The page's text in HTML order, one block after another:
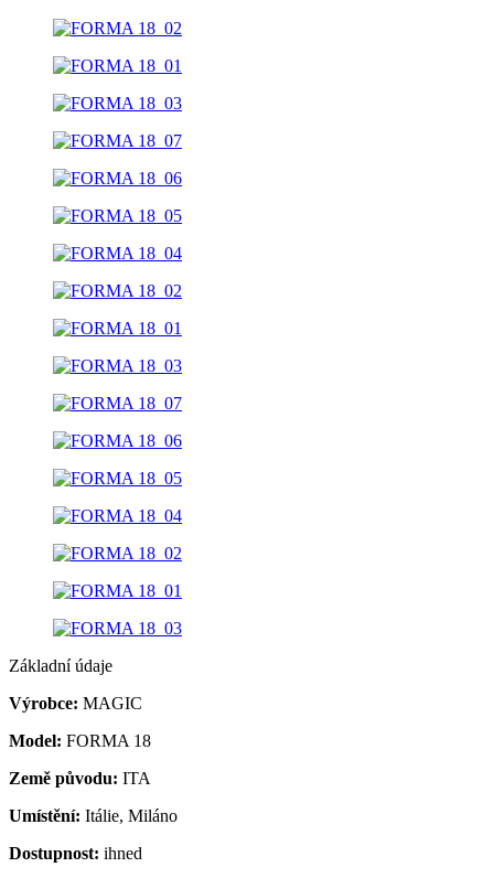
Základní údaje
Výrobce: MAGIC
Model: FORMA 18
Země původu: ITA
Umístění: Itálie, Miláno
Dostupnost: ihned